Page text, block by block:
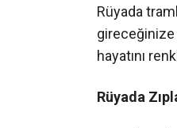
Rüyada
gireceğinize
hayatını
Rüyada